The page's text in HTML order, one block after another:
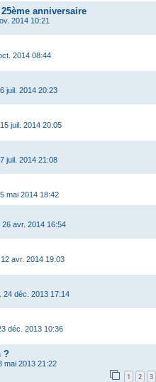
anniversaire
2014 10:21
2014 08:44
juil. 2014 20:23
juil. 2014 20:05
juil. 2014 21:08
mai 2014 18:42
26 avr. 2014 16:54
avr. 2014 19:03
24 déc. 2013 17:14
déc. 2013 10:36
?
mai 2013 21:22
1 2 3